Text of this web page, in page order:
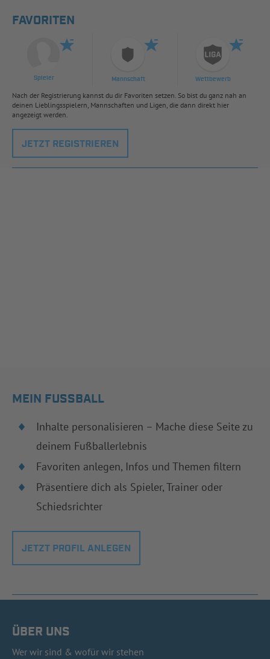
FAVORITEN
Spieler Mannschaft Wettbewerb
Nach der Registrierung kannst du dir Favoriten setzen. So bist du ganz nah an
deinen Lieblingsspielern, Mannschaften und Ligen, die dann direkt hier
angezeigt werden.
JETZT REGISTRIEREN
MEIN FUSSBALL
Inhalte personalisieren – Mache diese Seite zu
deinem Fußballerlebnis
Favoriten anlegen, Infos und Themen filtern
Präsentiere dich als Spieler, Trainer oder
Schiedsrichter
JETZT PROFIL ANLEGEN
ÜBER UNS
Wer wir sind & wofür wir stehen